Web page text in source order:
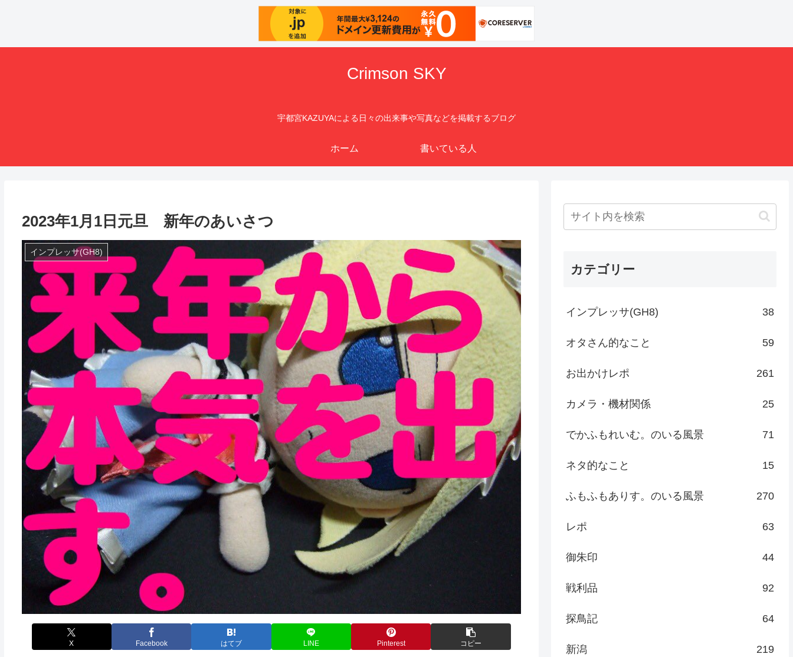
Crimson SKY
宇都宮KAZUYAによる日々の出来事や写真などを掲載するブログ
ホーム 書いている人
2023年1月1日元旦 新年のあいさつ
インプレッサ(GH8)
X Facebook はてブ LINE Pinterest コピー
カテゴリー
インプレッサ(GH8) 38
オタさん的なこと 59
お出かけレポ 261
カメラ・機材関係 25
でかふもれいむ。のいる風景 71
ネタ的なこと 15
ふもふもありす。のいる風景 270
レポ 63
御朱印 44
戦利品 92
探鳥記 64
新潟 219